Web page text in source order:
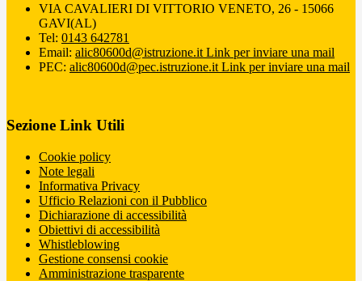
VIA CAVALIERI DI VITTORIO VENETO, 26 - 15066
GAVI(AL)
Tel: 0143 642781
Email: alic80600d@istruzione.it Link per inviare una mail
PEC: alic80600d@pec.istruzione.it Link per inviare una mail
Sezione Link Utili
Cookie policy
Note legali
Informativa Privacy
Ufficio Relazioni con il Pubblico
Dichiarazione di accessibilità
Obiettivi di accessibilità
Whistleblowing
Gestione consensi cookie
Amministrazione trasparente